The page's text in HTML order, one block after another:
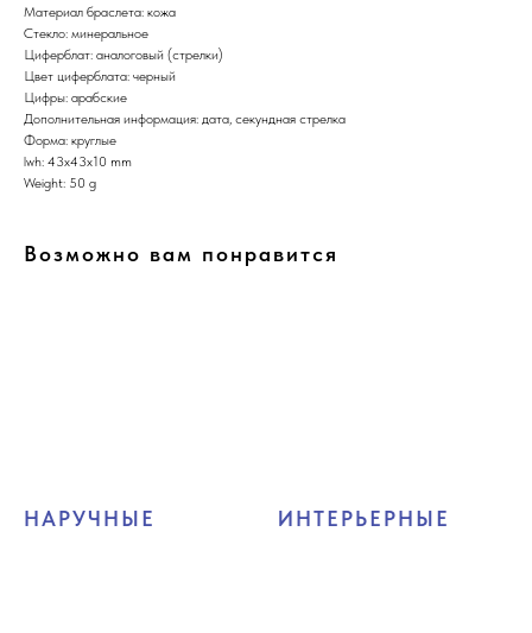
Материал браслета: кожа
Стекло: минеральное
Циферблат: аналоговый (стрелки)
Цвет циферблата: черный
Цифры: арабские
Дополнительная информация: дата, секундная стрелка
Форма: круглые
lwh: 43x43x10 mm
Weight: 50 g
Возможно вам понравится
НАРУЧНЫЕ ИНТЕРЬЕРНЫЕ